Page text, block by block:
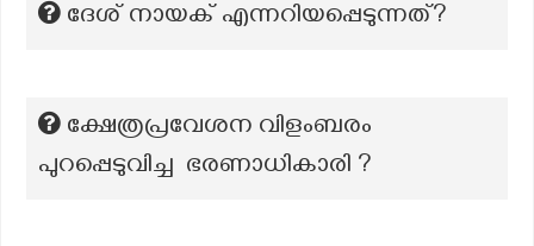
ദേശ് നായക് എന്നറിയപ്പെടുന്നത്?
ക്ഷേത്രപ്രവേശന വിളംബരം
പുറപ്പെടുവിച്ച ഭരണാധികാരി ?